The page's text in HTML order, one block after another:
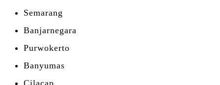
Semarang
Banjarnegara
Purwokerto
Banyumas